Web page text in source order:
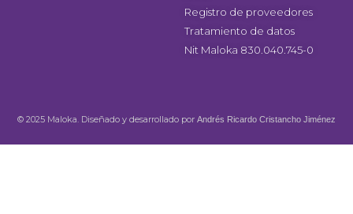
Registro de proveedores
Tratamiento de datos
Nit Maloka 830.040.745-0
© 2025 Maloka. Diseñado y desarrollado por Andrés Ricardo Cristancho Jiménez